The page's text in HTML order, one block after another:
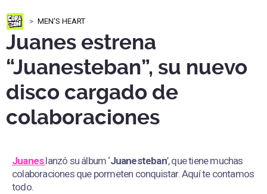
MEN'S HEART
Juanes estrena
“Juanesteban”, su nuevo
disco cargado de
colaboraciones
Juaneslanzó su álbum ‘Juanesteban’, que tiene muchas
colaboraciones que pormeten conquistar. Aquí te contamos
todo.